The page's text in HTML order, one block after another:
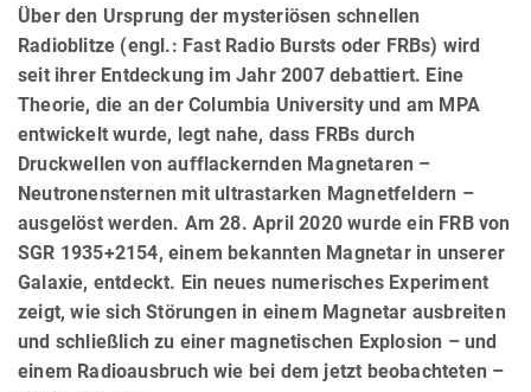
Über den Ursprung der mysteriösen schnellen
Radioblitze (engl.: Fast Radio Bursts oder FRBs) wird
seit ihrer Entdeckung im Jahr 2007 debattiert. Eine
Theorie, die an der Columbia University und am MPA
entwickelt wurde, legt nahe, dass FRBs durch
Druckwellen von aufflackernden Magnetaren –
Neutronensternen mit ultrastarken Magnetfeldern –
ausgelöst werden. Am 28. April 2020 wurde ein FRB von
SGR 1935+2154, einem bekannten Magnetar in unserer
Galaxie, entdeckt. Ein neues numerisches Experiment
zeigt, wie sich Störungen in einem Magnetar ausbreiten
und schließlich zu einer magnetischen Explosion – und
einem Radioausbruch wie bei dem jetzt beobachteten –